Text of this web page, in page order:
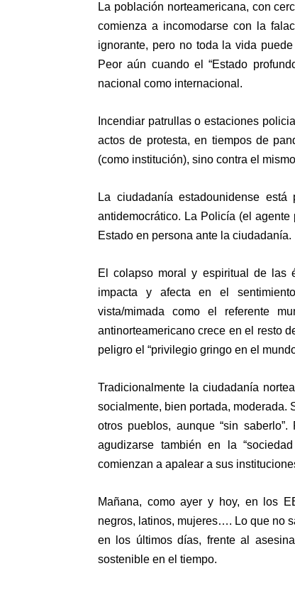
La población norteamericana, con
comienza a incomodarse con la
ignorante, pero no toda la vida
Peor aún cuando el “Estado
nacional como internacional.
Incendiar patrullas o estaciones
actos de protesta, en tiempos de
(como institución), sino contra el
La ciudadanía estadounidense está
antidemocrático. La Policía (el
Estado en persona ante la ciudadanía.
El colapso moral y espiritual de las
impacta y afecta en el
vista/mimada como el referente
antinorteamericano crece en el resto
peligro el “privilegio gringo en el
Tradicionalmente la ciudadanía
socialmente, bien portada, moderada.
otros pueblos, aunque “sin
agudizarse también en la
comienzan a apalear a sus
Mañana, como ayer y hoy, en los
negros, latinos, mujeres…. Lo que no
en los últimos días, frente al
sostenible en el tiempo.